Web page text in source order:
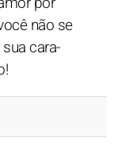
não se
cara-